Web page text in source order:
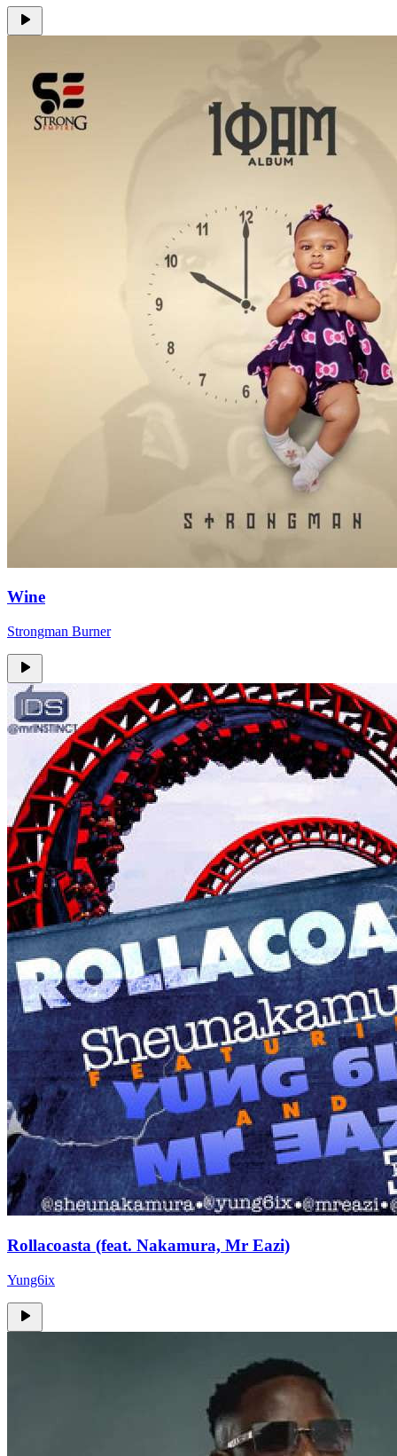
Wine
Strongman Burner
Rollacoasta (feat. Nakamura, Mr Eazi)
Yung6ix